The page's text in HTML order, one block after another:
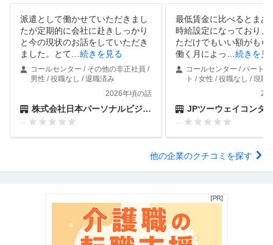
派遣として働かせていただきまし
たが定期的に会社に赴きしっかり
と今の現状のお話をしていただき
ました。とて
続きを見る
コールセンター / その他の非正社員 /
男性 / 役職なし / 退職済み
2026年頃の話
株式会社日本パーソナルビジネス
--
最低賃金に比べるとまあ
時給設定になっており、
ただけでもいい額がもら
働く月によっ
続きを見
コールセンター / パート
ト / 女性 / 役職なし / 現職
JPツーウェイコンタクト株
--
他の企業のクチコミを探す